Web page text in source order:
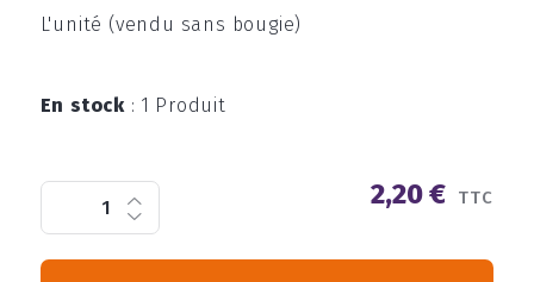
L'unité (vendu sans bougie)
En stock: 1 Produit
2,20 € TTC